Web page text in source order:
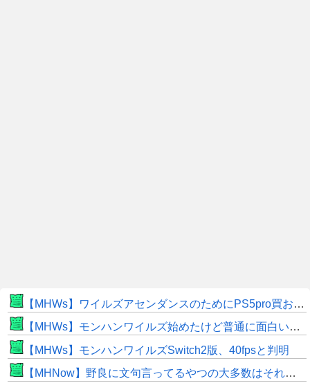
【MHWs】ワイルズアセンダンスのためにPS5pro買おうとしたら転売価格ばかりじゃねーか
【MHWs】モンハンワイルズ始めたけど普通に面白いじゃん
【MHWs】モンハンワイルズSwitch2版、40fpsと判明
【MHNow】野良に文句言ってるやつの大多数はそれしてないだけの雑魚だから聞く耳持つだけムダよ